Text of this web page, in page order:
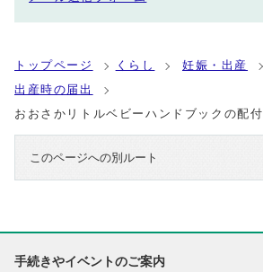
トップページ くらし 妊娠・出産
出産時の届出
おおさかリトルベビーハンドブックの配付
このページへの別ルート
手続きやイベントのご案内